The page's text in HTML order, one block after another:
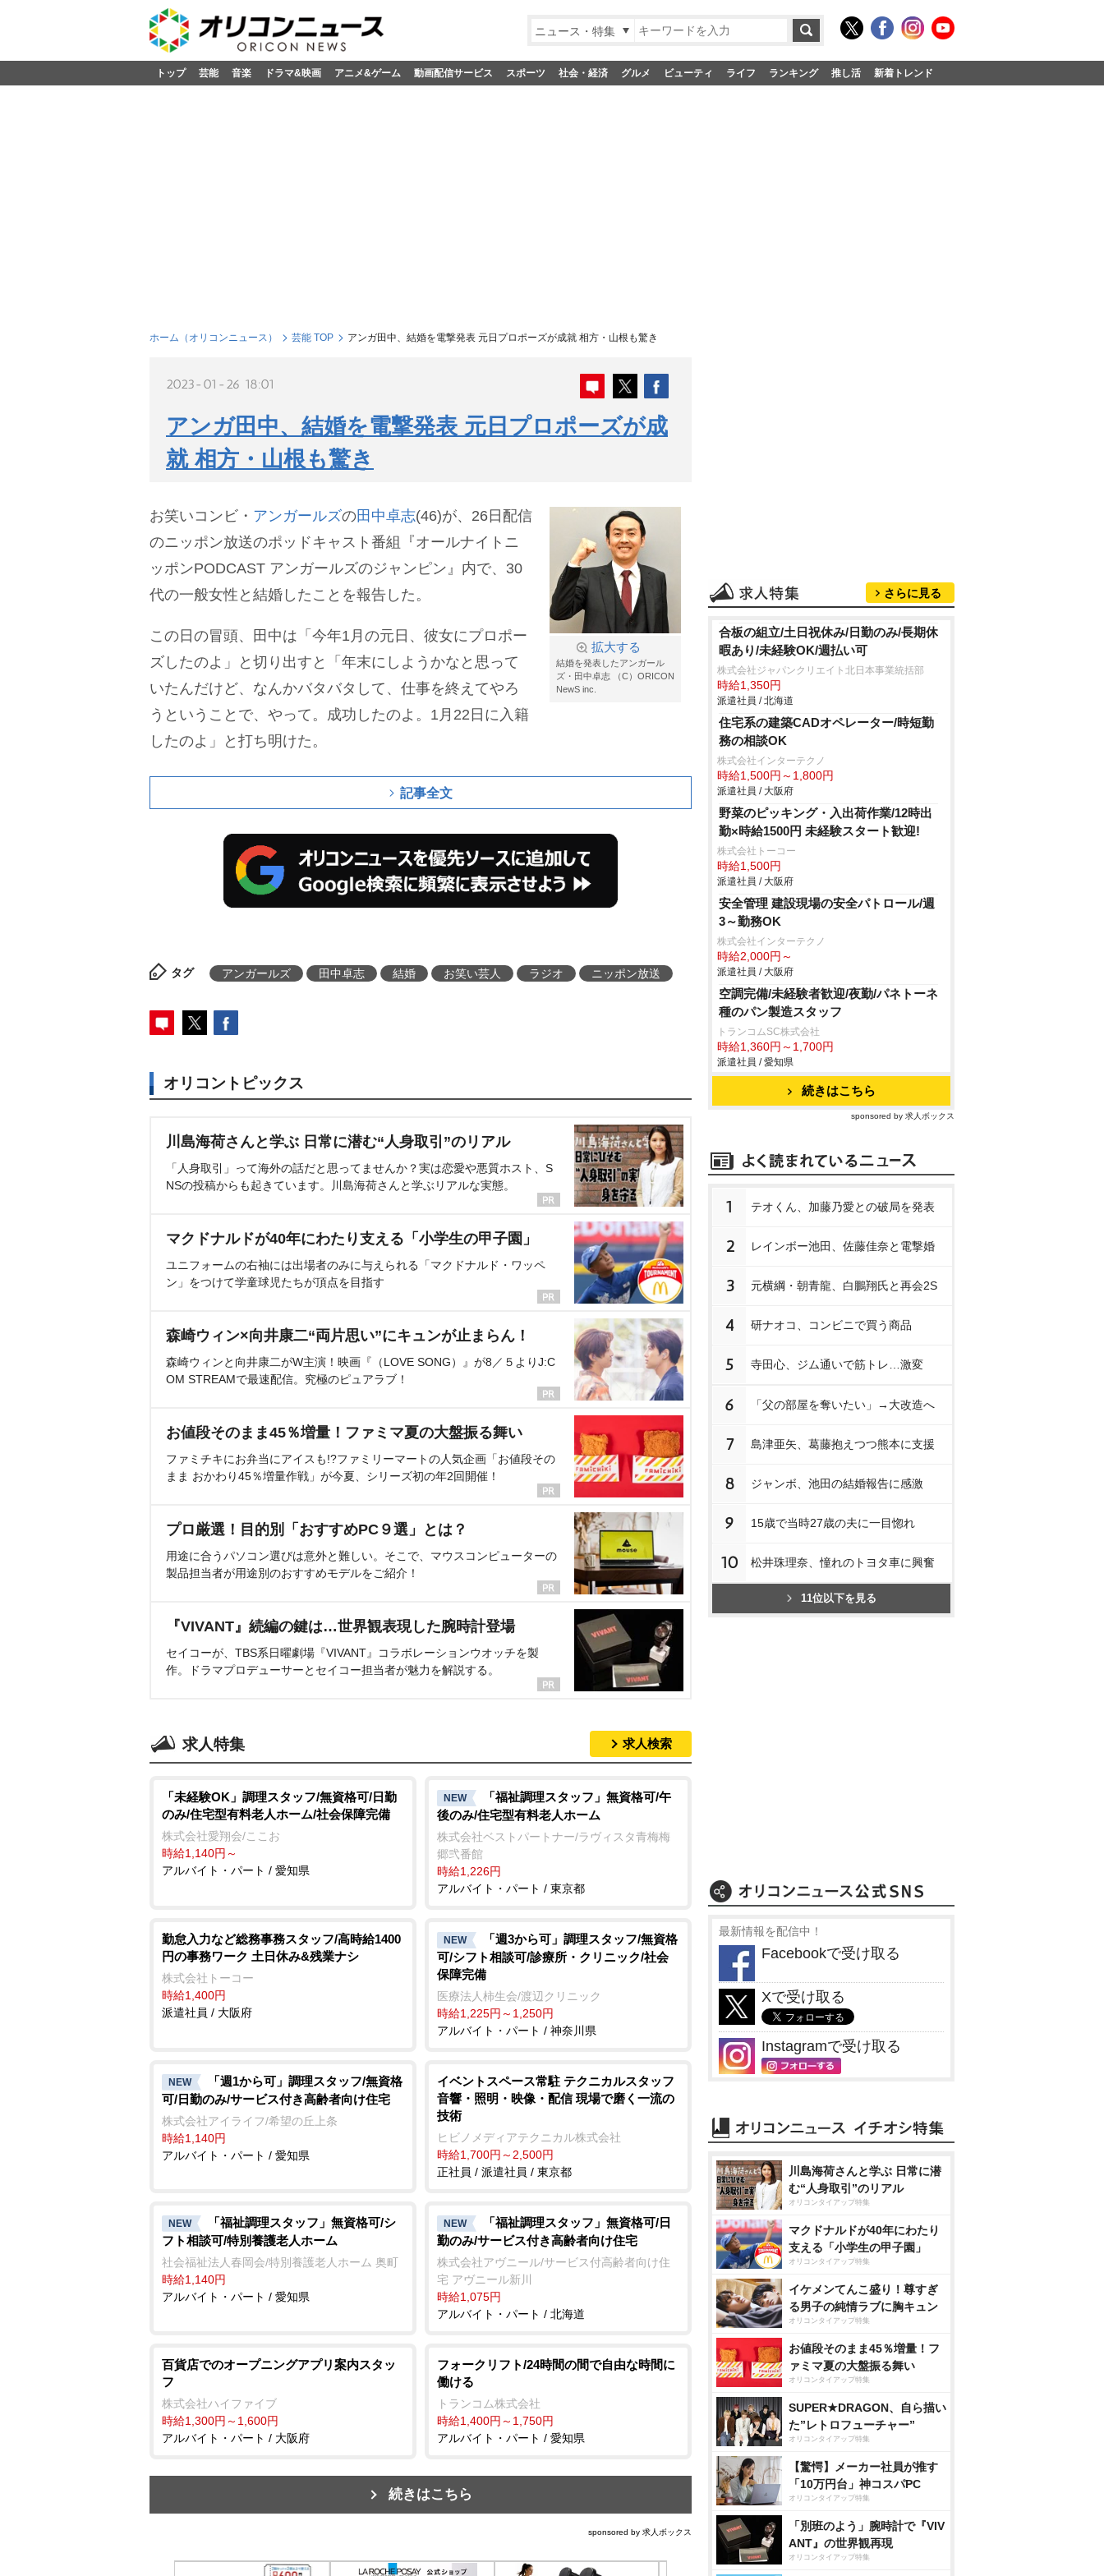
ニュース・特集
トップ 芸能 音楽 ドラマ&映画 アニメ&ゲーム 動画配信サービス スポーツ 社会・経済 グルメ ビューティ ライフ ランキング 推し活 新着トレンド
ホーム（オリコンニュース） 芸能 TOP アンガ田中、結婚を電撃発表 元日プロポーズが成就 相方・山根も驚き
2023-01-26 18:01
アンガ田中、結婚を電撃発表 元日プロポーズが成
就 相方・山根も驚き
拡大する
結婚を発表したアンガール
ズ・田中卓志 （C）ORICON
NewS inc.
お笑いコンビ・ アンガールズの田中卓志(46)が、26日配信
のニッポン放送のポッドキャスト番組『オールナイトニ
ッポンPODCAST アンガールズのジャンピン』内で、30
代の一般女性と結婚したことを報告した。
この日の冒頭、田中は「今年1月の元日、彼女にプロポー
ズしたのよ」と切り出すと「年末にしようかなと思って
いたんだけど、なんかバタバタして、仕事を終えてやろ
うということで、やって。成功したのよ。1月22日に入籍
したのよ」と打ち明けた。
記事全文
タグ アンガールズ 田中卓志 結婚 お笑い芸人 ラジオ ニッポン放送
オリコントピックス
川島海荷さんと学ぶ 日常に潜む“人身取引”のリアル
「人身取引」って海外の話だと思ってませんか？実は恋愛や悪質ホスト、S
NSの投稿からも起きています。川島海荷さんと学ぶリアルな実態。
マクドナルドが40年にわたり支える「小学生の甲子園」
ユニフォームの右袖には出場者のみに与えられる「マクドナルド・ワッペ
ン」をつけて学童球児たちが頂点を目指す
森崎ウィン×向井康二“両片思い”にキュンが止まらん！
森崎ウィンと向井康二がW主演！映画『（LOVE SONG）』が8／５よりJ:C
OM STREAMで最速配信。究極のピュアラブ！
お値段そのまま45％増量！ファミマ夏の大盤振る舞い
ファミチキにお弁当にアイスも!?ファミリーマートの人気企画「お値段その
まま おかわり45％増量作戦」が今夏、シリーズ初の年2回開催！
プロ厳選！目的別「おすすめPC９選」とは？
用途に合うパソコン選びは意外と難しい。そこで、マウスコンピューターの
製品担当者が用途別のおすすめモデルをご紹介！
『VIVANT』続編の鍵は…世界観表現した腕時計登場
セイコーが、TBS系日曜劇場『VIVANT』コラボレーションウオッチを製
作。ドラマプロデューサーとセイコー担当者が魅力を解説する。
求人特集 求人検索
「未経験OK」調理スタッフ/無資格可/日勤
のみ/住宅型有料老人ホーム/社会保障完備
株式会社愛翔会/ここお
時給1,140円～
アルバイト・パート / 愛知県
NEW
「福祉調理スタッフ」無資格可/午
後のみ/住宅型有料老人ホーム
株式会社ベストパートナー/ラヴィスタ青梅梅
郷弐番館
時給1,226円
アルバイト・パート / 東京都
勤怠入力など総務事務スタッフ/高時給1400
円の事務ワーク 土日休み&残業ナシ
株式会社トーコー
時給1,400円
派遣社員 / 大阪府
NEW
「週3から可」調理スタッフ/無資格
可/シフト相談可/診療所・クリニック/社会
保障完備
医療法人柿生会/渡辺クリニック
時給1,225円～1,250円
アルバイト・パート / 神奈川県
NEW
「週1から可」調理スタッフ/無資格
可/日勤のみ/サービス付き高齢者向け住宅
株式会社アイライフ/希望の丘上条
時給1,140円
アルバイト・パート / 愛知県
イベントスペース常駐 テクニカルスタッフ
音響・照明・映像・配信 現場で磨く一流の
技術
ヒビノメディアテクニカル株式会社
時給1,700円～2,500円
正社員 / 派遣社員 / 東京都
NEW
「福祉調理スタッフ」無資格可/シ
フト相談可/特別養護老人ホーム
社会福祉法人春岡会/特別養護老人ホーム 奥町
時給1,140円
アルバイト・パート / 愛知県
NEW
「福祉調理スタッフ」無資格可/日
勤のみ/サービス付き高齢者向け住宅
株式会社アヴニール/サービス付高齢者向け住
宅 アヴニール新川
時給1,075円
アルバイト・パート / 北海道
百貨店でのオープニングアプリ案内スタッ
フ
株式会社ハイファイブ
時給1,300円～1,600円
アルバイト・パート / 大阪府
フォークリフト/24時間の間で自由な時間に
働ける
トランコム株式会社
時給1,400円～1,750円
アルバイト・パート / 愛知県
続きはこちら
sponsored by 求人ボックス
さらに見る
合板の組立/土日祝休み/日勤のみ/長期休
暇あり/未経験OK/週払い可
株式会社ジャパンクリエイト北日本事業統括部
時給1,350円
派遣社員 / 北海道
住宅系の建築CADオペレーター/時短勤
務の相談OK
株式会社インターテクノ
時給1,500円～1,800円
派遣社員 / 大阪府
野菜のピッキング・入出荷作業/12時出
勤×時給1500円 未経験スタート歓迎!
株式会社トーコー
時給1,500円
派遣社員 / 大阪府
安全管理 建設現場の安全パトロール/週
3～勤務OK
株式会社インターテクノ
時給2,000円～
派遣社員 / 大阪府
空調完備/未経験者歓迎/夜勤/パネトーネ
種のパン製造スタッフ
トランコムSC株式会社
時給1,360円～1,700円
派遣社員 / 愛知県
続きはこちら
sponsored by 求人ボックス
1 テオくん、加藤乃愛との破局を発表
2 レインボー池田、佐藤佳奈と電撃婚
3 元横綱・朝青龍、白鵬翔氏と再会2S
4 研ナオコ、コンビニで買う商品
5 寺田心、ジム通いで筋トレ…激変
6 「父の部屋を奪いたい」→大改造へ
7 島津亜矢、葛藤抱えつつ熊本に支援
8 ジャンボ、池田の結婚報告に感激
9 15歳で当時27歳の夫に一目惚れ
10 松井珠理奈、憧れのトヨタ車に興奮
11位以下を見る
最新情報を配信中！
Facebookで受け取る
Xで受け取る
Instagramで受け取る
川島海荷さんと学ぶ 日常に潜
む“人身取引”のリアル
オリコンタイアップ特集
マクドナルドが40年にわたり
支える「小学生の甲子園」
オリコンタイアップ特集
イケメンてんこ盛り！尊すぎ
る男子の純情ラブに胸キュン
オリコンタイアップ特集
お値段そのまま45％増量！フ
ァミマ夏の大盤振る舞い
オリコンタイアップ特集
SUPER★DRAGON、自ら描い
た”レトロフューチャー”
オリコンタイアップ特集
【驚愕】メーカー社員が推す
「10万円台」神コスパPC
オリコンタイアップ特集
「別班のよう」腕時計で『VIV
ANT』の世界観再現
オリコンタイアップ特集